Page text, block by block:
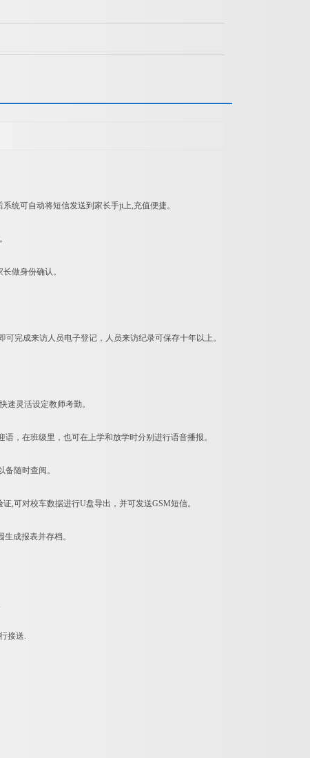
统可自动将短信发送到家长手ji上,充值便捷。
做身份确认。
完成来访人员电子登记，人员来访纪录可保存十年以上。
速灵活设定教师考勤。
，在班级里，也可在上学和放学时分别进行语音播报。
随时查阅。
,可对校车数据进行U盘导出，并可发送GSM短信。
成报表并存档。
接送.